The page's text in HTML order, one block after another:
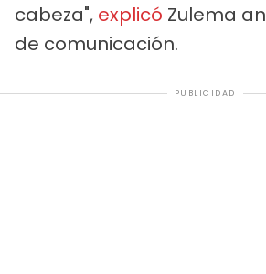
cabeza", explicó Zulema
de comunicación.
PUBLICIDAD